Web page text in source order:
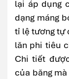
lại áp dụng
dạng máng
tỉ lệ tương tự
lăn phi tiêu
Chi tiết
của băng